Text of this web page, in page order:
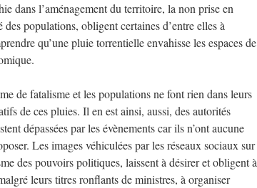
dans l’aménagement du territoire, la non prise en
populations, obligent certaines d’entre elles à
qu’une pluie torrentielle envahisse les espaces de
de fatalisme et les populations ne font rien dans leurs
de ces pluies. Il en est ainsi, aussi, des autorités
dépassées par les évènements car ils n’ont aucune
Les images véhiculées par les réseaux sociaux sur
des pouvoirs politiques, laissent à désirer et obligent à
leurs titres ronflants de ministres, à organiser